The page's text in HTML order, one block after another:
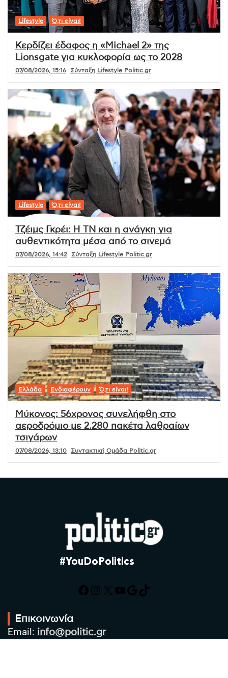
Lifestyle Ό,τι είναι!
Κερδίζει έδαφος η «Michael 2» της
Lionsgate για κυκλοφορία ως το 2028
07/08/2026, 15:16 Σύνταξη Lifestyle Politic.gr
Lifestyle Ό,τι είναι!
Τζέιμς Γκρέι: Η ΤΝ και η ανάγκη για
αυθεντικότητα μέσα από το σινεμά
07/08/2026, 14:42 Σύνταξη Lifestyle Politic.gr
Ελλάδα Ενδιαφέρουν Ό,τι είναι!
Μύκονος: 56χρονος συνελήφθη στο
αεροδρόμιο με 2.280 πακέτα λαθραίων
τσιγάρων
07/08/2026, 13:10 Συντακτική Ομάδα Politic.gr
#YouDoPolitics
Facebook
Instagram
X YouTube
Google
TikTok
Επικοινωνία
Email: info@politic.gr